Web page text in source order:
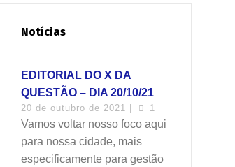
Notícias
EDITORIAL DO X DA
QUESTÃO – DIA 20/10/21
20 de outubro de 2021 | 1
Vamos voltar nosso foco aqui
para nossa cidade, mais
especificamente para gestão